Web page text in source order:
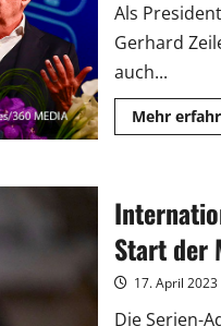
Als
Gerhard
auch...
Mehr
Start der
17. April 2023
Die Serien-